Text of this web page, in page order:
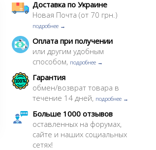
Доставка по Украине
Новая Почта (от 70 грн.)
подробнее →
Оплата при получении
или другим удобным
способом, подробнее →
Гарантия
обмен/возврат товара в
течение 14 дней, подробнее →
Больше 1000 отзывов
оставленных на форумах,
сайте и наших социальных
сетях!